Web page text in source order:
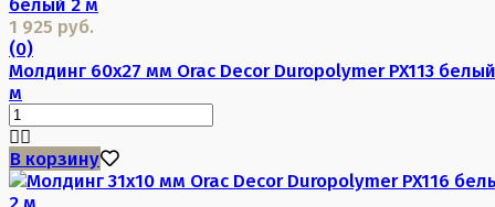
1 925 руб.
(0)
Молдинг 60х27 мм Orac Decor Duropolymer PX113
м
В корзину